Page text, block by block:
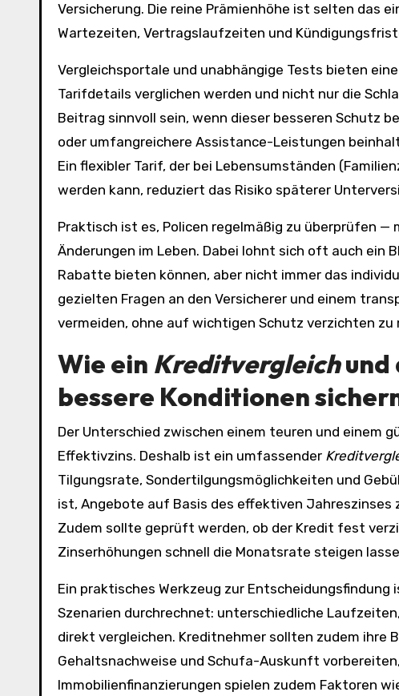
Versicherung. Die reine Prämienhöhe ist selten das
Wartezeiten, Vertragslaufzeiten und
Vergleichsportale und unabhängige Tests bieten
Tarifdetails verglichen werden und nicht nur die
Beitrag sinnvoll sein, wenn dieser besseren Schutz
oder umfangreichere Assistance-Leistungen
Ein flexibler Tarif, der bei Lebensumständen
werden kann, reduziert das Risiko späterer
Praktisch ist es, Policen regelmäßig zu überprüfen
Änderungen im Leben. Dabei lohnt sich oft auch ein
Rabatte bieten können, aber nicht immer das
gezielten Fragen an den Versicherer und einem
vermeiden, ohne auf wichtigen Schutz verzichten zu
Wie ein Kreditvergleichund
bessere Konditionen
Der Unterschied zwischen einem teuren und einem
Effektivzins. Deshalb ist ein umfassender
Tilgungsrate, Sondertilgungsmöglichkeiten und
ist, Angebote auf Basis des effektiven Jahreszinses
Zudem sollte geprüft werden, ob der Kredit fest
Zinserhöhungen schnell die Monatsrate steigen
Ein praktisches Werkzeug zur Entscheidungsfindung
Szenarien durchrechnet: unterschiedliche
direkt vergleichen. Kreditnehmer sollten zudem ihre
Gehaltsnachweise und Schufa-Auskunft
Immobilienfinanzierungen spielen zudem Faktoren